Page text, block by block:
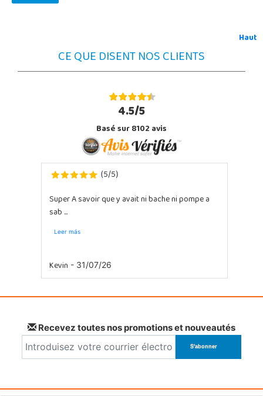
Haut
CE QUE DISENT NOS CLIENTS
4.5/5
Basé sur 8102 avis
(5/5)
Super A savoir que y avait ni bache ni pompe a
sab ...
Leer más
Kevin - 31/07/26
Recevez toutes nos promotions et nouveautés